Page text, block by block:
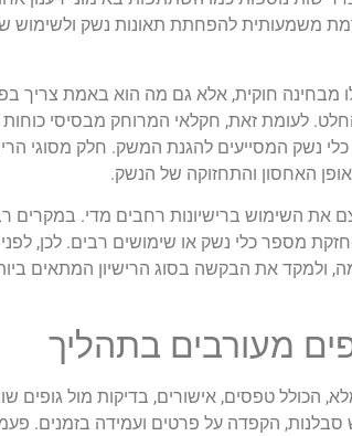
משמעותית להפחתת תאונות נשק ולשימוש
מבחינה חוקית, אלא גם מה הוא באמת צריך
לעומת זאת, חקלאי המרוחק מבסיסי כוחות
נשק המסייעים להגנת המשק. חלק מסוגי
האחסון והתחזוקה של הנשק.
השימוש ברישיונות רחבים מדי. במקרים
מספר כלי נשק או שימושים רבים. לכן,
ולמקד את הבקשה בסוג הרישיון המתאים
מעורבים בתהליך
הכולל טפסים, אישורים, בדיקות מול גופים
סבלנות, הקפדה על פרטים ועמידה בזמנים.